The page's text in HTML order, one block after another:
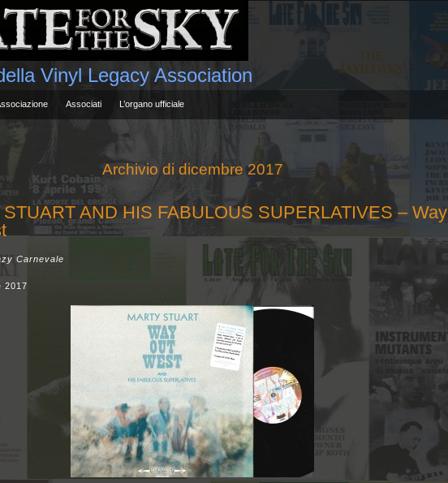
Vinyl Legacy Association
Associati L’organo ufficiale
Archivio di dicembre 2017
AND HIS FABULOUS SUPERLATIVES – Way
Carnevale
2017